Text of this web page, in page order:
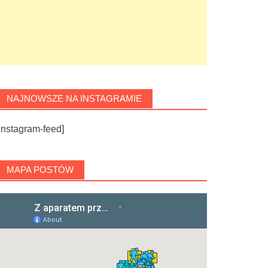
NAJNOWSZE NA INSTAGRAMIE
feed]
MAPA POSTÓW